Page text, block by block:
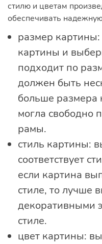
стилю и цветам
обеспечивать
размер
картины и
подходит по
должен быть
больше размера
могла свободно
рамы.
стиль картины:
соответствует
если картина
стиле, то лучше
декоративными
стиле.
цвет картины: